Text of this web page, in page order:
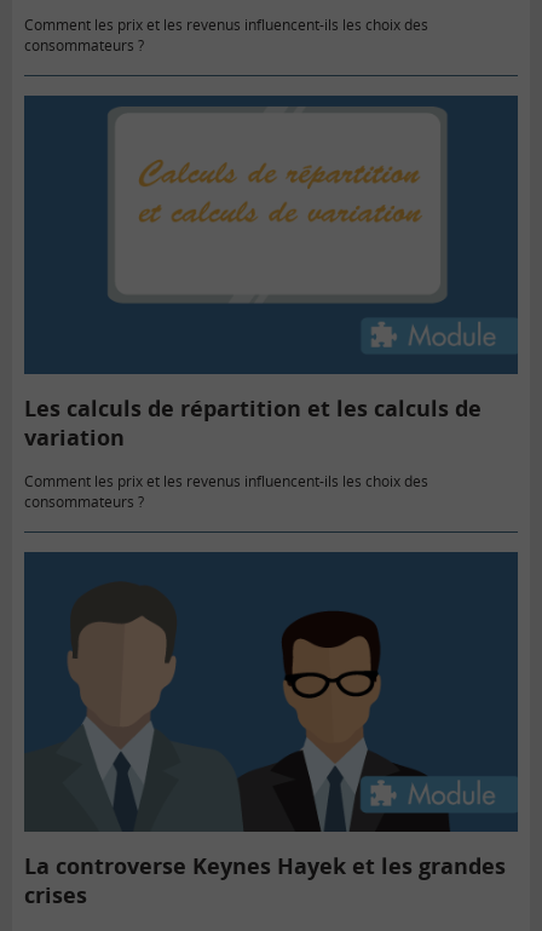
Comment les prix et les revenus influencent-ils les choix des
consommateurs ?
Les calculs de répartition et les calculs de
variation
Comment les prix et les revenus influencent-ils les choix des
consommateurs ?
La controverse Keynes Hayek et les grandes
crises